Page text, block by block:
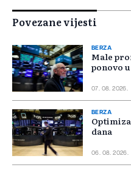
Povezane vijesti
BERZA
Male
ponovo
07. 08. 2026.
BERZA
dana
06. 08. 2026.